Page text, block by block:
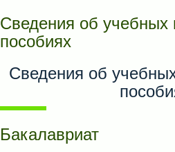
Сведения об учебных
пособиях
Сведения об
Бакалавриат